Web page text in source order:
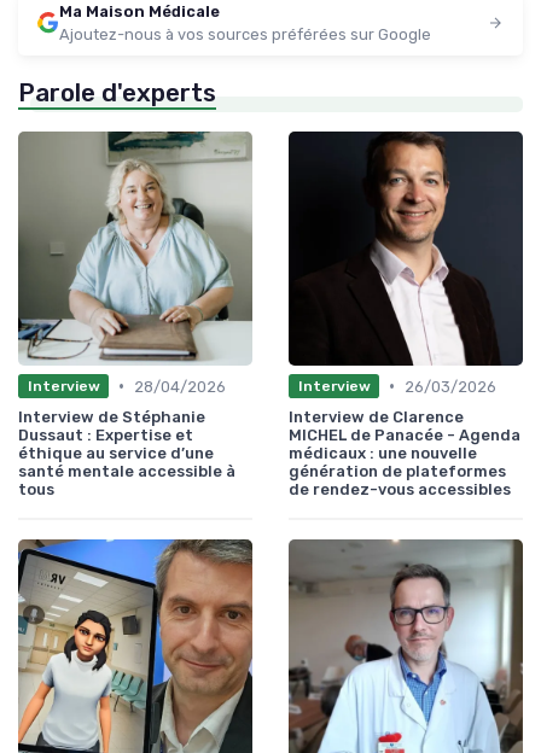
Ma Maison Médicale
Ajoutez-nous à vos sources préférées sur Google
Parole d'experts
Interview •
28/04/2026
Interview de Stéphanie
Dussaut : Expertise et
éthique au service d’une
santé mentale accessible à
tous
Interview •
26/03/2026
Interview de Clarence
MICHEL de Panacée - Agenda
médicaux : une nouvelle
génération de plateformes
de rendez-vous accessibles